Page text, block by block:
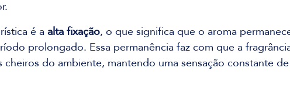
é a alta fixação, o que significa que o aroma
prolongado. Essa permanência faz com que a
do ambiente, mantendo uma sensação constante